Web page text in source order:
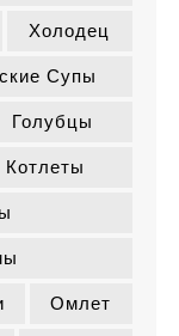
Холодец
Супы
Голубцы
Котлеты
Омлет